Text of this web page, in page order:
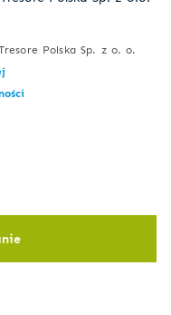
Polska Sp. z o. o.